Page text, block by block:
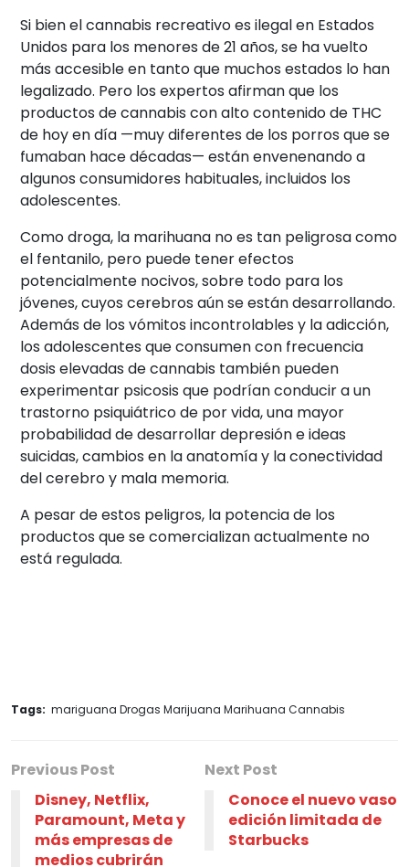
Si bien el cannabis recreativo es ilegal en Estados
Unidos para los menores de 21 años, se ha vuelto
más accesible en tanto que muchos estados lo han
legalizado. Pero los expertos afirman que los
productos de cannabis con alto contenido de THC
de hoy en día —muy diferentes de los porros que se
fumaban hace décadas— están envenenando a
algunos consumidores habituales, incluidos los
adolescentes.
Como droga, la marihuana no es tan peligrosa como
el fentanilo, pero puede tener efectos
potencialmente nocivos, sobre todo para los
jóvenes, cuyos cerebros aún se están desarrollando.
Además de los vómitos incontrolables y la adicción,
los adolescentes que consumen con frecuencia
dosis elevadas de cannabis también pueden
experimentar psicosis que podrían conducir a un
trastorno psiquiátrico de por vida, una mayor
probabilidad de desarrollar depresión e ideas
suicidas, cambios en la anatomía y la conectividad
del cerebro y mala memoria.
A pesar de estos peligros, la potencia de los
productos que se comercializan actualmente no
está regulada.
Tags: mariguana Drogas Marijuana Marihuana Cannabis
Previous Post
Disney, Netflix,
Paramount, Meta y
más empresas de
medios cubrirán
Next Post
Conoce el nuevo vaso
edición limitada de
Starbucks